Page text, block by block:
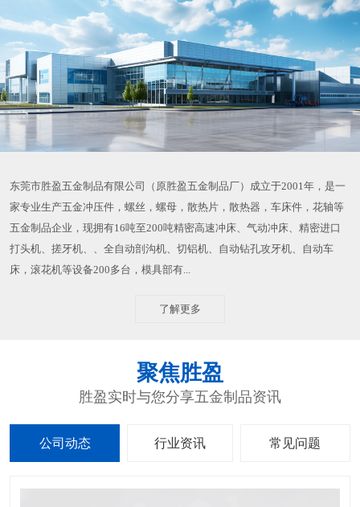
东莞市胜盈五金制品有限公司（原胜盈五金制品厂）成立于2001年，是一
家专业生产五金冲压件，螺丝，螺母，散热片，散热器，车床件，花轴等
五金制品企业，现拥有16吨至200吨精密高速冲床、气动冲床、精密进口
打头机、搓牙机、、全自动剖沟机、切铝机、自动钻孔攻牙机、自动车
床，滚花机等设备200多台，模具部有...
了解更多
聚焦胜盈
胜盈实时与您分享五金制品资讯
公司动态 行业资讯 常见问题